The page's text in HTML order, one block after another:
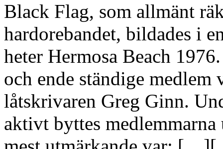
Black Flag, som allmänt
hardorebandet, bildades i
heter Hermosa Beach
och ende ständige
låtskrivaren Greg Ginn.
aktivt byttes